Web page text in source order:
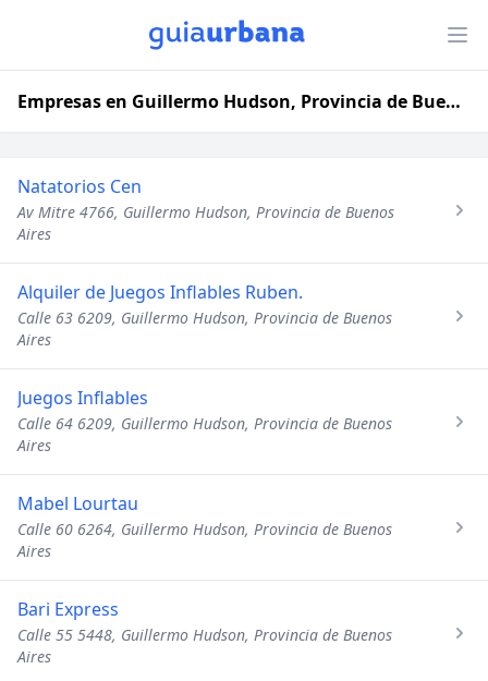
Empresas en Guillermo Hudson, Provincia de Buenos Aires
Natatorios Cen
Av Mitre 4766, Guillermo Hudson, Provincia de Buenos
Aires
Alquiler de Juegos Inflables Ruben.
Calle 63 6209, Guillermo Hudson, Provincia de Buenos
Aires
Juegos Inflables
Calle 64 6209, Guillermo Hudson, Provincia de Buenos
Aires
Mabel Lourtau
Calle 60 6264, Guillermo Hudson, Provincia de Buenos
Aires
Bari Express
Calle 55 5448, Guillermo Hudson, Provincia de Buenos
Aires